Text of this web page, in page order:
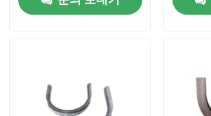
제품
공장 여행